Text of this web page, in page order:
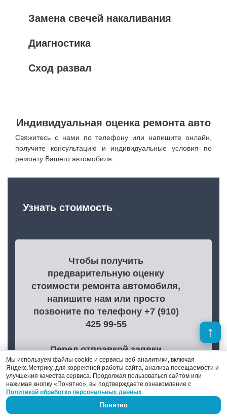
Замена свечей накаливания
Диагностика
Сход развал
Индивидуальная оценка ремонта авто
Свяжитесь с нами по телефону или напишите онлайн,
получите консультацию и индивидуальные условия по
ремонту Вашего автомобиля.
Узнать стоимость
Чтобы получить
предварительную оценку
стоимости ремонта автомобиля,
напишите нам или просто
позвоните по телефону +7 (910)
425 99-55
Перед отправкой заявки
ознакомьтесь сПолитикой
конфиденциальности,
Согласием на обработку
персональных данных
информацией об использовании
Мы используем файлы cookie и сервисы веб-аналитики, включая
Яндекс.Метрику, для корректной работы сайта, анализа посещаемости и
улучшения качества сервиса. Продолжая пользоваться сайтом или
нажимая кнопку «Понятно», вы подтверждаете ознакомление с
Политикой обработки персональных данных.
Понятно